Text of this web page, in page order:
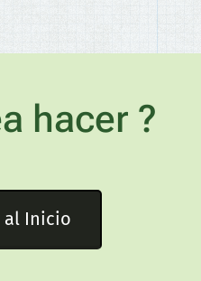
hacer ?
al Inicio